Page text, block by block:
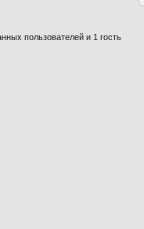
н
пользователей и 1 гость